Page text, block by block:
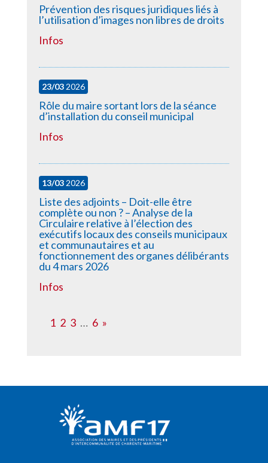
Prévention des risques juridiques liés à
l’utilisation d’images non libres de droits
Infos
23/032026
Rôle du maire sortant lors de la séance
d’installation du conseil municipal
Infos
13/032026
Liste des adjoints – Doit-elle être
complète ou non ? – Analyse de la
Circulaire relative à l’élection des
exécutifs locaux des conseils municipaux
et communautaires et au
fonctionnement des organes délibérants
du 4 mars 2026
Infos
1 2 3 … 6 »